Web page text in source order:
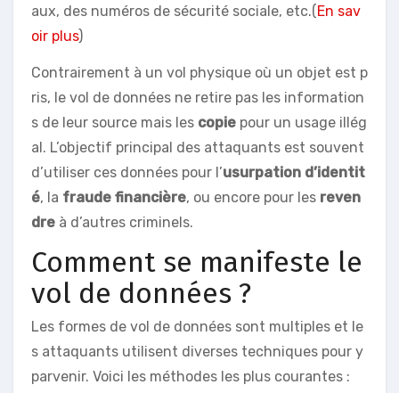
aux, des numéros de sécurité sociale, etc.(En sav
oir plus)
Contrairement à un vol physique où un objet est p
ris, le vol de données ne retire pas les information
s de leur source mais les copie pour un usage illég
al. L’objectif principal des attaquants est souvent
d’utiliser ces données pour l’usurpation d’identit
é, la fraude financière, ou encore pour les reven
dre à d’autres criminels.
Comment se manifeste le
vol de données ?
Les formes de vol de données sont multiples et le
s attaquants utilisent diverses techniques pour y
parvenir. Voici les méthodes les plus courantes :